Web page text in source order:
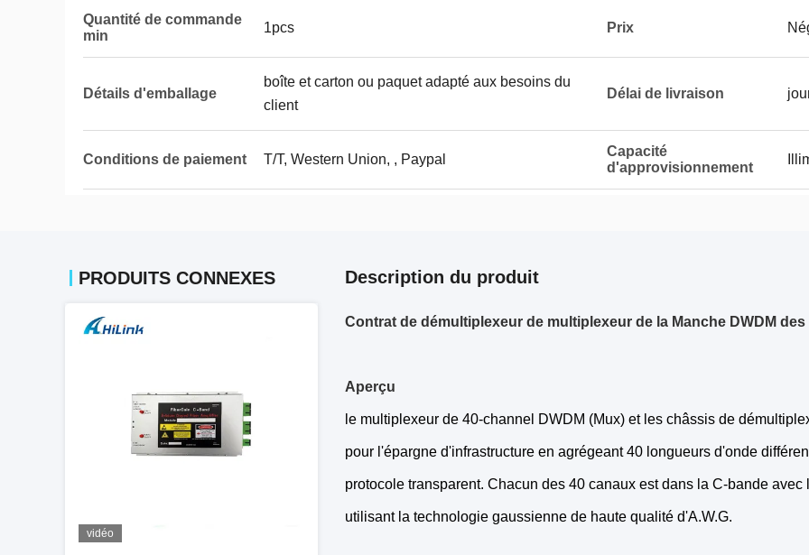
Quantité de commande
min
1pcs Prix
Détails d'emballage
boîte et carton ou paquet adapté aux besoins du
client
Délai de livraison
Conditions de paiement T/T, Western Union, , Paypal
Capacité
d'approvisionnement
PRODUITS CONNEXES
vidéo
Description du produit
Contrat de démultiplexeur de multiplexeur de la Manche DWDM
Aperçu
le multiplexeur de 40-channel DWDM (Mux) et les châssis de
pour l'épargne d'infrastructure en agrégeant 40 longueurs d'onde
protocole transparent. Chacun des 40 canaux est dans la C-bande
utilisant la technologie gaussienne de haute qualité d'A.W.G.